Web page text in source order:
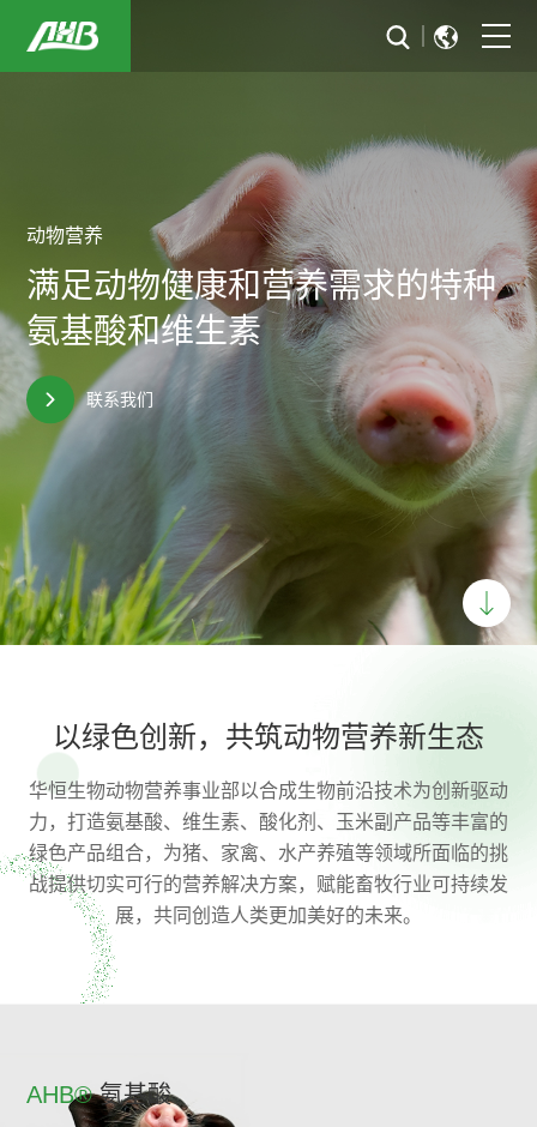
可持续发展
行业解决方案
新闻与活动
投资者关系
加入华恒
动物营养
满足动物健康和营养需求的特种
氨基酸和维生素
联系我们
以绿色创新，共筑动物营养新生态
华恒生物动物营养事业部以合成生物前沿技术为创新驱动
力，打造氨基酸、维生素、酸化剂、玉米副产品等丰富的
绿色产品组合，为猪、家禽、水产养殖等领域所面临的挑
战提供切实可行的营养解决方案，赋能畜牧行业可持续发
展，共同创造人类更加美好的未来。
AHB®氨基酸